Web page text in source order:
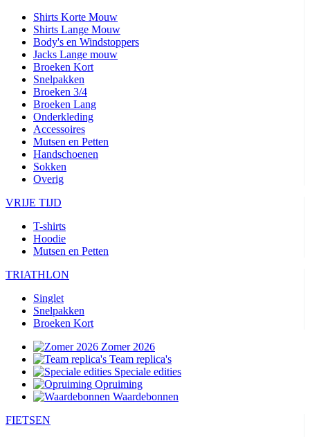
Shirts Korte Mouw
Shirts Lange Mouw
Body's en Windstoppers
Jacks Lange mouw
Broeken Kort
Snelpakken
Broeken 3/4
Broeken Lang
Onderkleding
Accessoires
Mutsen en Petten
Handschoenen
Sokken
Overig
VRIJE TIJD
T-shirts
Hoodie
Mutsen en Petten
TRIATHLON
Singlet
Snelpakken
Broeken Kort
Zomer 2026
Team replica's
Speciale edities
Opruiming
Waardebonnen
FIETSEN